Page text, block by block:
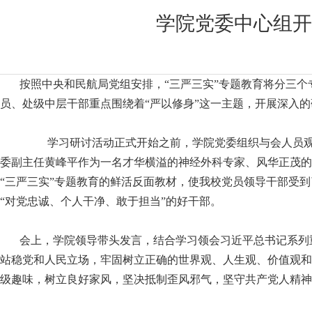
学院党委中心组
按照中央和民航局党组安排，“三严三实”专题教育将分三
员、处级中层干部重点围绕着“严以修身”这一主题，开展深入
学习研讨活动正式开始之前，学院党委组织与会人
委副主任黄峰平作为一名才华横溢的神经外科专家、风华正茂
“三严三实”专题教育的鲜活反面教材，使我校党员领导干部受
“对党忠诚、个人干净、敢于担当”的好干部。
会上，学院领导带头发言，结合学习领会习近平总书记系
站稳党和人民立场，牢固树立正确的世界观、人生观、价值观
级趣味，树立良好家风，坚决抵制歪风邪气，坚守共产党人精